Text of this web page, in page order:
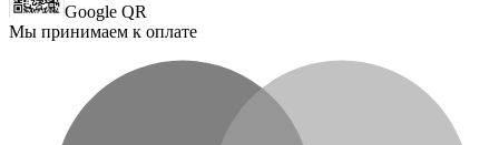
Google QR
Мы принимаем к оплате